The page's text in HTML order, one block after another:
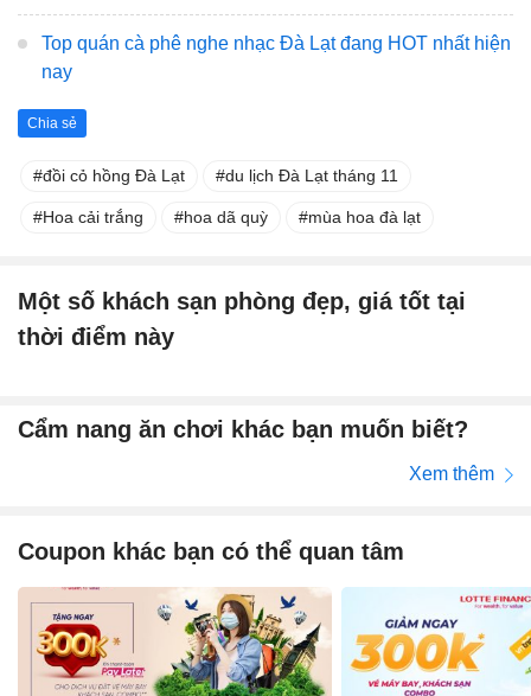
Top quán cà phê nghe nhạc Đà Lạt đang HOT nhất hiện
nay
Chia sẻ
đồi cỏ hồng Đà Lạt du lịch Đà Lạt tháng 11
Hoa cải trắng hoa dã quỳ mùa hoa đà lạt
Một số khách sạn phòng đẹp, giá tốt tại
thời điểm này
Cẩm nang ăn chơi khác bạn muốn biết?
Xem thêm
Coupon khác bạn có thể quan tâm